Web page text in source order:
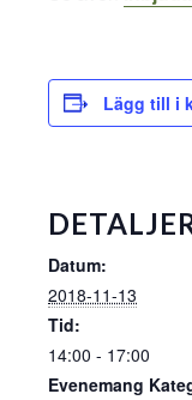
Lägg till i
Datum:
2018-11-13
Tid:
14:00 - 17:00
Evenemang